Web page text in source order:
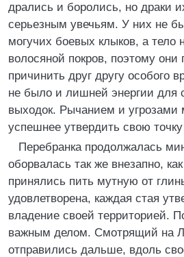
дрались и боролись, но драки
серьезным увечьям. У них не
могучих боевых клыков, а
волосяной покров, поэтому они
причинить друг другу особого
не было и лишней энергии для
выходок. Рычанием и угрозами
успешнее утвердить свою
Перебранка продолжалась
оборвалась так же внезапно,
принялись пить мутную от
удовлетворена, каждая стая
владение своей территорией.
важным делом. Смотрящий на
отправились дальше, вдоль